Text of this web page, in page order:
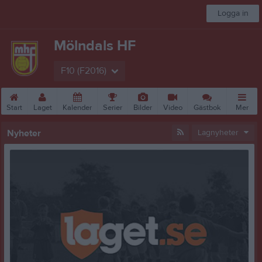
Logga in
Mölndals HF
F10 (F2016)
Start Laget Kalender Serier Bilder Video Gästbok Mer
Nyheter Lagnyheter